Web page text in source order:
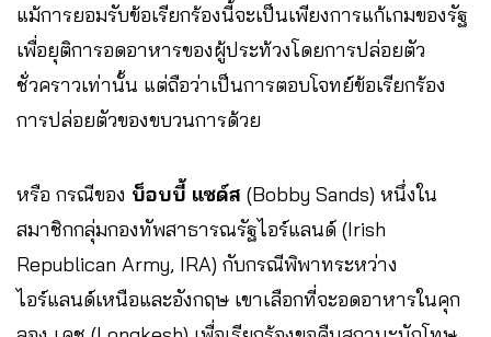
แม้การยอมรับข้อเรียกร้องนี้จะเป็นเพียงการแก้เกมของรัฐ
เพื่อยุติการอดอาหารของผู้ประท้วงโดยการปล่อยตัว
ชั่วคราวเท่านั้น แต่ถือว่าเป็นการตอบโจทย์ข้อเรียกร้อง
การปล่อยตัวของขบวนการด้วย
หรือ กรณีของ บ็อบบี้ แซด์ส (Bobby Sands) หนึ่งใน
สมาชิกกลุ่มกองทัพสาธารณรัฐไอร์แลนด์ (Irish
Republican Army, IRA) กับกรณีพิพาทระหว่าง
ไอร์แลนด์เหนือและอังกฤษ เขาเลือกที่จะอดอาหารในคุก